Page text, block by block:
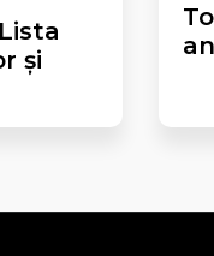
și